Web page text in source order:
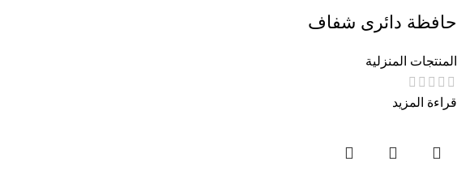
حافظة دائرى شفاف
المنتجات المنزلية
قراءة المزيد